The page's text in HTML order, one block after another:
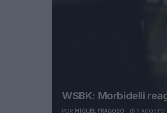
WSBK: Morbidelli
POR MIGUEL FRAGOSO 7